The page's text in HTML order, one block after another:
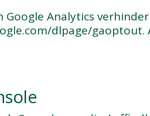
Google Analytics
dlpage/gaoptout.